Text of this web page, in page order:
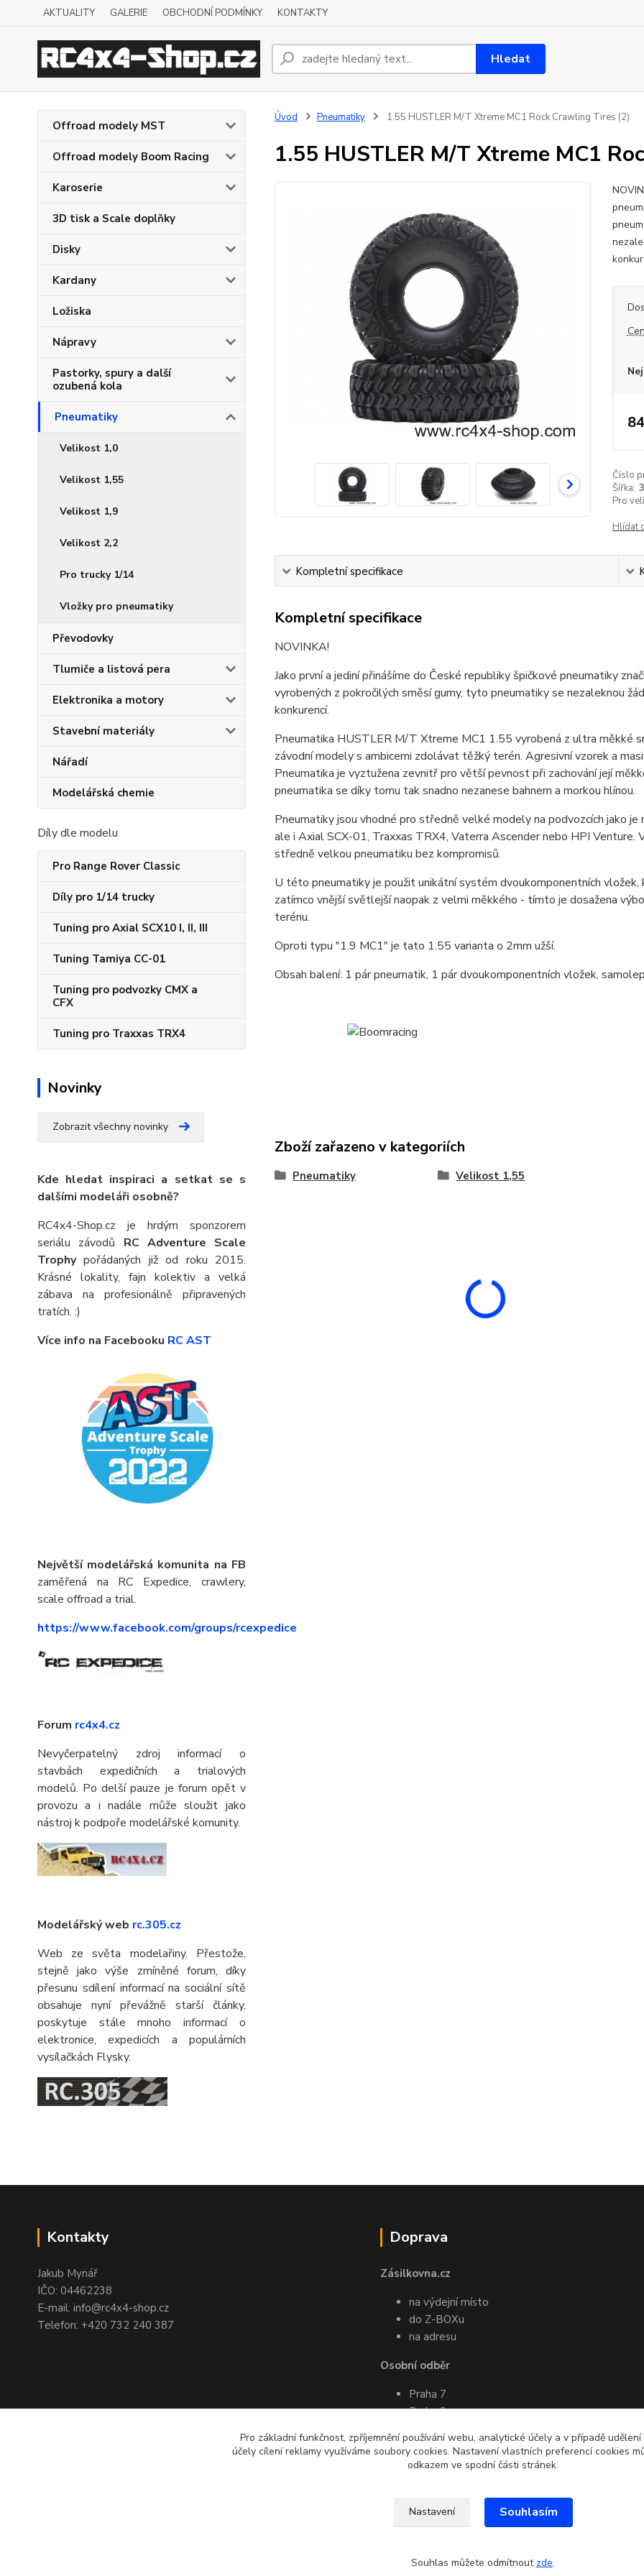
AKTUALITY GALERIE OBCHODNÍ PODMÍNKY KONTAKTY
Hledat
Offroad modely MST
Offroad modely Boom Racing
Karoserie
3D tisk a Scale doplňky
Disky
Kardany
Ložiska
Nápravy
Pastorky, spury a další
ozubená kola
Pneumatiky
Velikost 1,0
Velikost 1,55
Velikost 1,9
Velikost 2,2
Pro trucky 1/14
Vložky pro pneumatiky
Převodovky
Tlumiče a listová pera
Elektronika a motory
Stavební materiály
Nářadí
Modelářská chemie
Díly dle modelu
Pro Range Rover Classic
Díly pro 1/14 trucky
Tuning pro Axial SCX10 I, II, III
Tuning Tamiya CC-01
Tuning pro podvozky CMX a
CFX
Tuning pro Traxxas TRX4
Novinky
Zobrazit všechny novinky
Kde hledat inspiraci a setkat se s
dalšími modeláři osobně?
RC4x4-Shop.cz je hrdým sponzorem
seriálu závodů RC Adventure Scale
Trophypořádaných již od roku 2015.
Krásné lokality, fajn kolektiv a velká
zábava na profesionálně připravených
tratích. :)
Více info na Facebooku RC AST
Největší modelářská komunita na FB
zaměřená na RC Expedice, crawlery,
scale offroad a trial.
https://www.facebook.com/groups/rcexpedice
Forum rc4x4.cz
Nevyčerpatelný zdroj informací o
stavbách expedičních a trialových
modelů. Po delší pauze je forum opět v
provozu a i nadále může sloužit jako
nástroj k podpoře modelářské komunity.
Modelářský web rc.305.cz
Web ze světa modelařiny. Přestože,
stejně jako výše zmíněné forum, díky
přesunu sdílení informací na sociální sítě
obsahuje nyní převážně starší články,
poskytuje stále mnoho informací o
elektronice, expedicích a populárních
vysílačkách Flysky.
Úvod Pneumatiky 1.55 HUSTLER M/T Xtreme MC1 Rock Crawling Tires (2)
1.55 HUSTLER M/T Xtreme MC1
Číslo
Šířka:
Pro
Hlídat
Kompletní specifikace
Kompletní specifikace
NOVINKA!
Jako první a jediní přinášíme do České republiky špičkové pneumatiky
vyrobených z pokročilých směsí gumy, tyto pneumatiky se nezaleknou
konkurencí.
Pneumatika HUSTLER M/T Xtreme MC1 1.55 vyrobená z ultra měkké
závodní modely s ambicemi zdolávat těžký terén. Agresivní vzorek a
Pneumatika je vyztužena zevnitř pro větší pevnost při zachování její
pneumatika se díky tomu tak snadno nezanese bahnem a morkou hlínou.
Pneumatiky jsou vhodné pro středně velké modely na podvozcích jako
ale i Axial SCX-01, Traxxas TRX4, Vaterra Ascender nebo HPI
středně velkou pneumatiku bez kompromisů.
U této pneumatiky je použit unikátní systém dvoukomponentních
zatímco vnější světlejší naopak z velmi měkkého - tímto je dosažena
terénu.
Oproti typu "1.9 MC1" je tato 1.55 varianta o 2mm užší.
Obsah balení: 1 pár pneumatik, 1 pár dvoukomponentních vložek,
Zboží zařazeno v kategoriích
Pneumatiky Velikost 1,55
Kontakty
Jakub Mynář
IČO: 04462238
E-mail: info@rc4x4-shop.cz
Telefon: +420 732 240 387
Doprava
Zásilkovna.cz
na výdejní místo
do Z-BOXu
na adresu
Osobní odběr
Praha 7
Praha 9
odběru mě prosím kontaktujte
emailem nebo SMS
Pro základní funkčnost, zpříjemnění používání webu, analytické účely a v případě
účely cílení reklamy využíváme soubory cookies. Nastavení vlastních preferencí cookies
odkazem ve spodní části stránek.
Nastavení Souhlasím
Souhlas můžete odmítnout zde.